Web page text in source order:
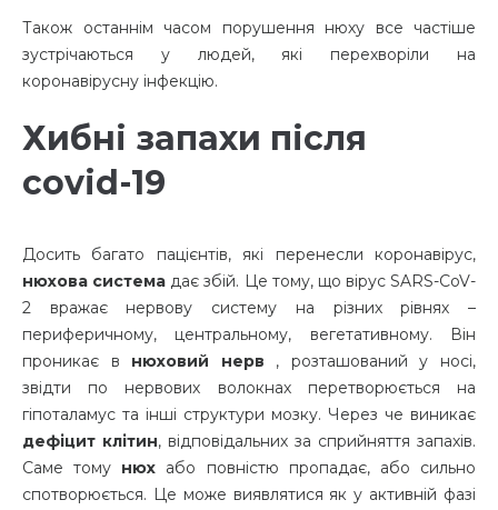
Також останнім часом порушення нюху все частіше
зустрічаються у людей, які перехворіли на
коронавірусну інфекцію.
Хибні запахи після
covid-19
Досить багато пацієнтів, які перенесли коронавірус,
нюхова система дає збій. Це тому, що вірус SARS-CoV-
2 вражає нервову систему на різних рівнях –
периферичному, центральному, вегетативному. Він
проникає в нюховий нерв , розташований у носі,
звідти по нервових волокнах перетворюється на
гіпоталамус та інші структури мозку. Через че виникає
дефіцит клітин, відповідальних за сприйняття запахів.
Саме тому нюх або повністю пропадає, або сильно
спотворюється. Це може виявлятися як у активній фазі